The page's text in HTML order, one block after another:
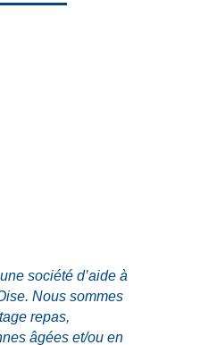
société d’aide à
Nous sommes
repas,
âgées et/ou en